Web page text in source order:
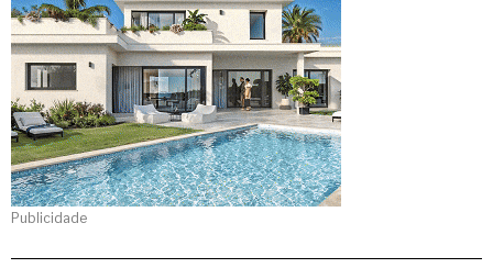
Publicidade